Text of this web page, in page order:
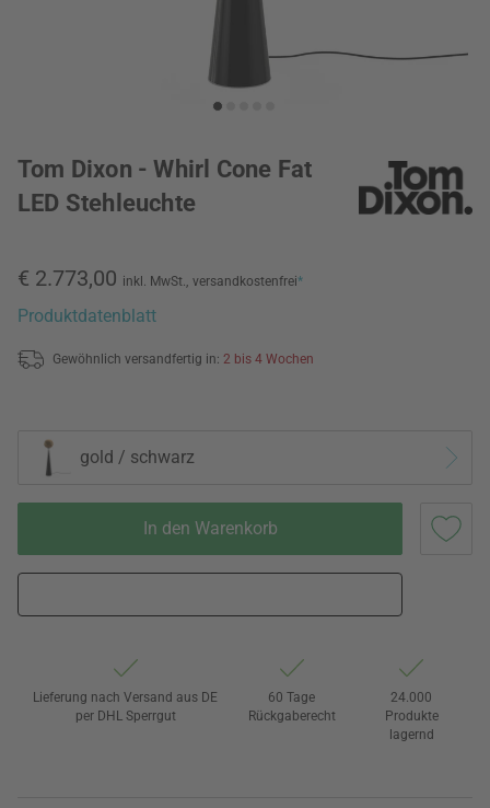
Tom Dixon - Whirl Cone Fat
LED Stehleuchte
€ 2.773,00 inkl. MwSt., versandkostenfrei*
Produktdatenblatt
Gewöhnlich versandfertig in: 2 bis 4 Wochen
gold / schwarz
In den Warenkorb
Lieferung nach Versand aus DE
per DHL Sperrgut
60 Tage
Rückgaberecht
24.000
Produkte
lagernd